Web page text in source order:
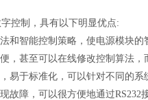
控制，具有以下明显优点:
和智能控制策略，使电源模块的
，甚至可以在线修改控制算法，
易于标准化，可以针对不同的
故障，可以很方便地通过RS232